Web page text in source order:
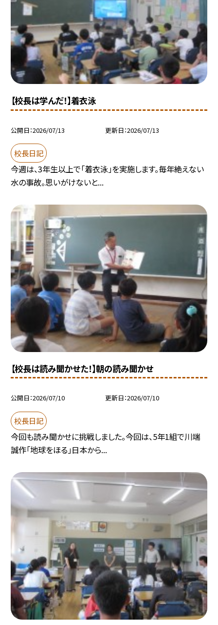
【校長は学んだ！】着衣泳
公開日 2026/07/13 更新日 2026/07/13
校長日記
今週は、3年生以上で「着衣泳」を実施します。毎年絶えない
水の事故。思いがけないと...
【校長は読み聞かせた！】朝の読み聞かせ
公開日 2026/07/10 更新日 2026/07/10
校長日記
今回も読み聞かせに挑戦しました。今回は、5年1組で川端
誠作「地球をほる」日本から...